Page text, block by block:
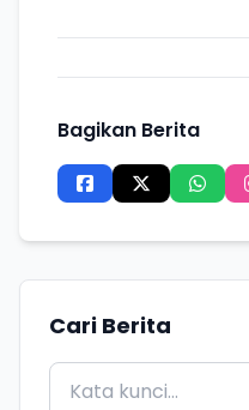
Bagikan Berita
Cari Berita